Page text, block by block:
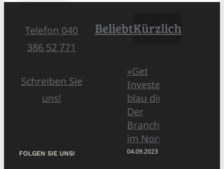
Telefon 040
386 52 771
Schreiben Sie
uns!
FOLGEN SIE UNS!
BeliebtKürzlich
»Get
Invested by
blau direkt«:
Der
Branchentag
im Norden
04.09.2023